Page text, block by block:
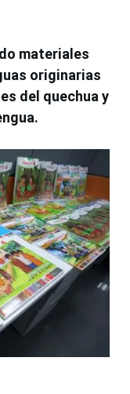
materiales
originarias
del quechua y